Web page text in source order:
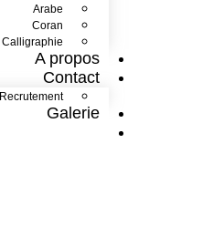
Arabe
Coran
Calligraphie
A propos
Contact
Recrutement
Galerie